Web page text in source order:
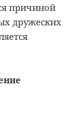
причиной
дружеских